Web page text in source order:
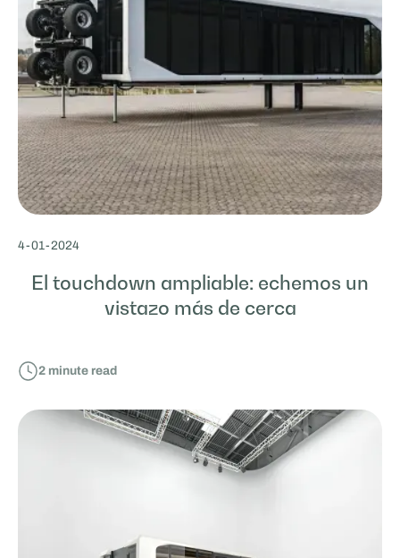
4-01 -2024
El touchdown ampliable: echemos un
vistazo más de cerca
2 minute read